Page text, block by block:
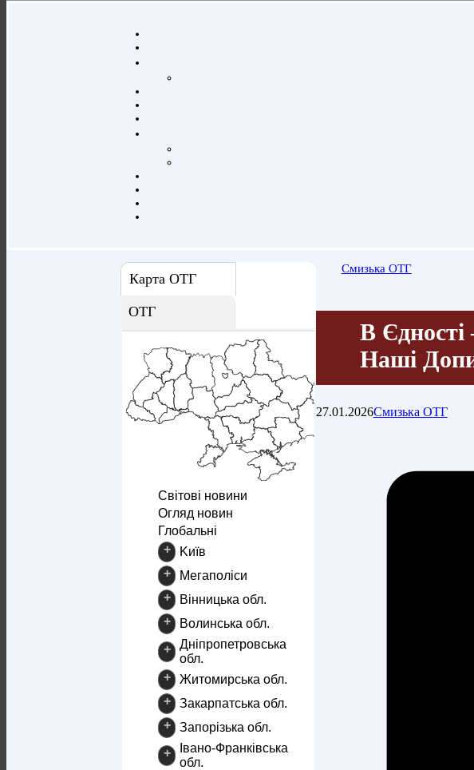
Карта ОТГ
ОТГ
Світові новини
Огляд новин
Глобальні
+
Kиїв
+
Mегаполіси
+
Вінницька обл.
+
Волинська обл.
+
Дніпропетровська
обл.
+
Житомирська обл.
+
Закарпатська обл.
+
Запорізька обл.
+
Івано-Франківська
обл.
Смизька ОТГ
В
Наші
27.01.2026Смизька ОТГ